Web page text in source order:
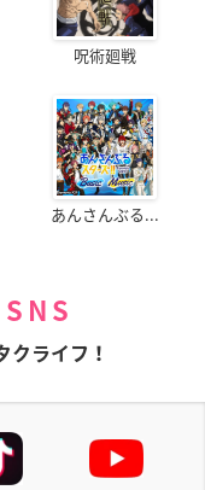
呪術廻戦
あんさんぶる...
クライフ！